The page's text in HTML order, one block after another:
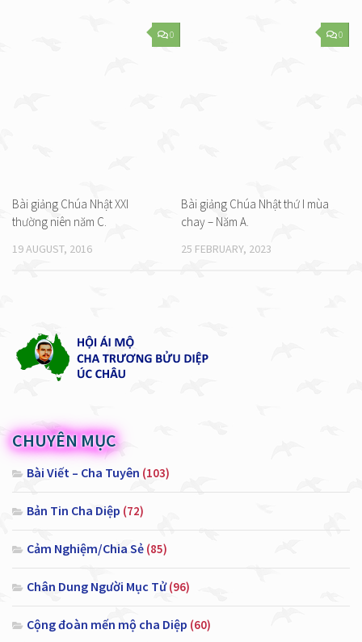
0
Bài giảng Chúa Nhật XXI
thường niên năm C.
19 AUGUST, 2016
0
Bài giảng Chúa Nhật thứ I mùa
chay – Năm A.
25 FEBRUARY, 2023
CHUYÊN MỤC
Bài Viết – Cha Tuyên (103)
Bản Tin Cha Diệp (72)
Cảm Nghiệm/Chia Sẻ (85)
Chân Dung Người Mục Tử(96)
Cộng đoàn mến mộ cha Diệp (60)